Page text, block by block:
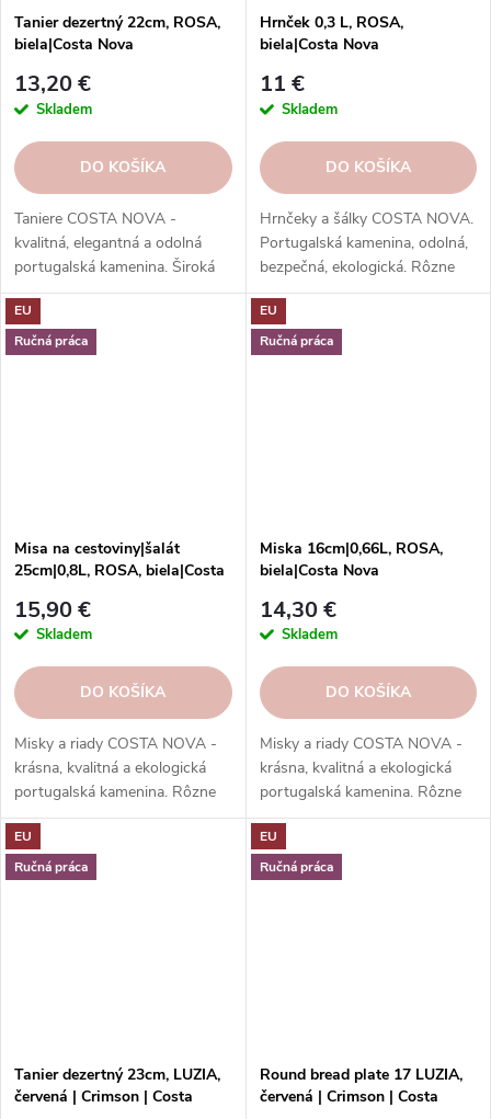
Tanier dezertný 22cm, ROSA,
biela|Costa Nova
13,20 €
Skladem
DO KOŠÍKA
Taniere COSTA NOVA -
kvalitná, elegantná a odolná
portugalská kamenina. Široká
ponuka kolekcií, tvarov, farieb a
funkcií. Objednávajte v našom
e-shope.
Hrnček 0,3 L, ROSA,
biela|Costa Nova
11 €
Skladem
DO KOŠÍKA
Hrnčeky a šálky COSTA NOVA.
Portugalská kamenina, odolná,
bezpečná, ekologická. Rôzne
tvary, farby, vzory. Ideálne na
kávu, espresso, cappuccino,
lungo, čaj, kakao a iné.
EU
Ručná práca
Misa na cestoviny|šalát
25cm|0,8L, ROSA, biela|Costa
15,90 €
Skladem
DO KOŠÍKA
Misky a riady COSTA NOVA -
krásna, kvalitná a ekologická
portugalská kamenina. Rôzne
tvary, farby, vzory a veľkosti.
Objednajte si ich v našom e-
shope.
EU
Ručná práca
Miska 16cm|0,66L, ROSA,
biela|Costa Nova
14,30 €
Skladem
DO KOŠÍKA
Misky a riady COSTA NOVA -
krásna, kvalitná a ekologická
portugalská kamenina. Rôzne
tvary, farby, vzory a veľkosti.
Objednajte si ich v našom e-
shope.
EU
Ručná práca
Tanier dezertný 23cm, LUZIA,
červená | Crimson | Costa
EU
Ručná práca
Round bread plate 17 LUZIA,
červená | Crimson | Costa